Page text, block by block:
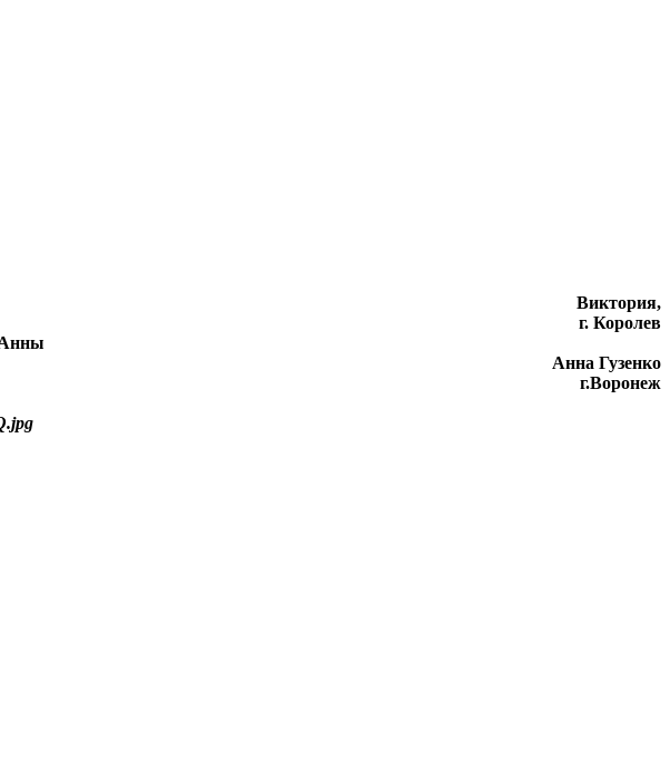
Виктория,
г. Королев
Анна Гузенко
г.Воронеж